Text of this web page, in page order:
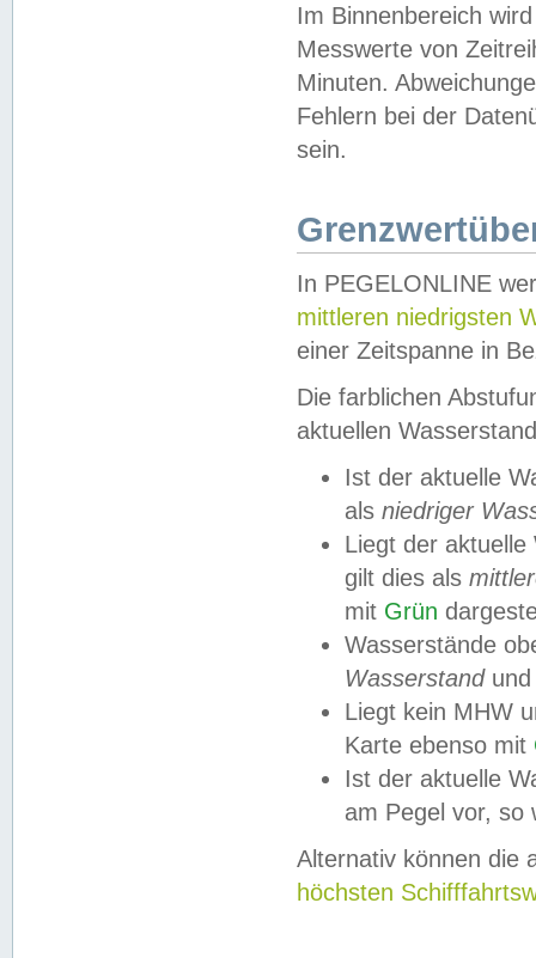
Im Binnenbereich
Messwerte von
Minuten.
Fehlern bei der
sein.
In PEGELONLINE
mittleren niedrigsten
einer Zeitspanne in
Die farblichen
aktuellen
Ist der aktuelle
als niedriger
Liegt der
gilt dies als
mit Grün
Wasserstände
Wasserstandund
Liegt kein MHW
Karte ebenso mit
Ist der aktuelle
am Pegel vor,
Alternativ können die
höchsten